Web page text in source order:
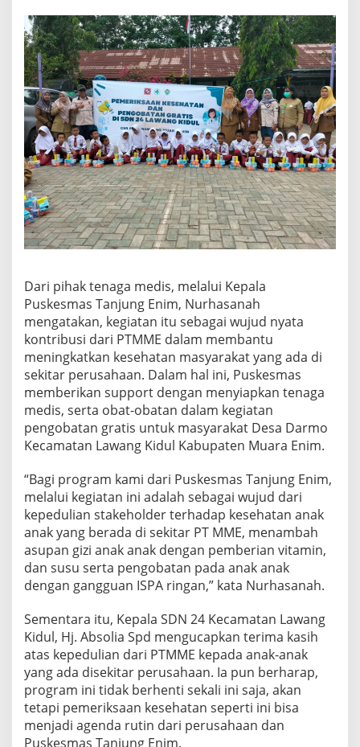
Dari pihak tenaga medis, melalui Kepala
Puskesmas Tanjung Enim, Nurhasanah
mengatakan, kegiatan itu sebagai wujud nyata
kontribusi dari PTMME dalam membantu
meningkatkan kesehatan masyarakat yang ada di
sekitar perusahaan. Dalam hal ini, Puskesmas
memberikan support dengan menyiapkan tenaga
medis, serta obat-obatan dalam kegiatan
pengobatan gratis untuk masyarakat Desa Darmo
Kecamatan Lawang Kidul Kabupaten Muara Enim.
“Bagi program kami dari Puskesmas Tanjung Enim,
melalui kegiatan ini adalah sebagai wujud dari
kepedulian stakeholder terhadap kesehatan anak
anak yang berada di sekitar PT MME, menambah
asupan gizi anak anak dengan pemberian vitamin,
dan susu serta pengobatan pada anak anak
dengan gangguan ISPA ringan,” kata Nurhasanah.
Sementara itu, Kepala SDN 24 Kecamatan Lawang
Kidul, Hj. Absolia Spd mengucapkan terima kasih
atas kepedulian dari PTMME kepada anak-anak
yang ada disekitar perusahaan. Ia pun berharap,
program ini tidak berhenti sekali ini saja, akan
tetapi pemeriksaan kesehatan seperti ini bisa
menjadi agenda rutin dari perusahaan dan
Puskesmas Tanjung Enim.